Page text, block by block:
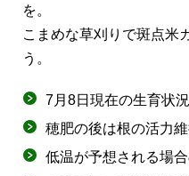
を。
こまめな草刈りで斑点米
う。
7月8日現在の生育状況
穂肥の後は根の活力維
低温が予想される場